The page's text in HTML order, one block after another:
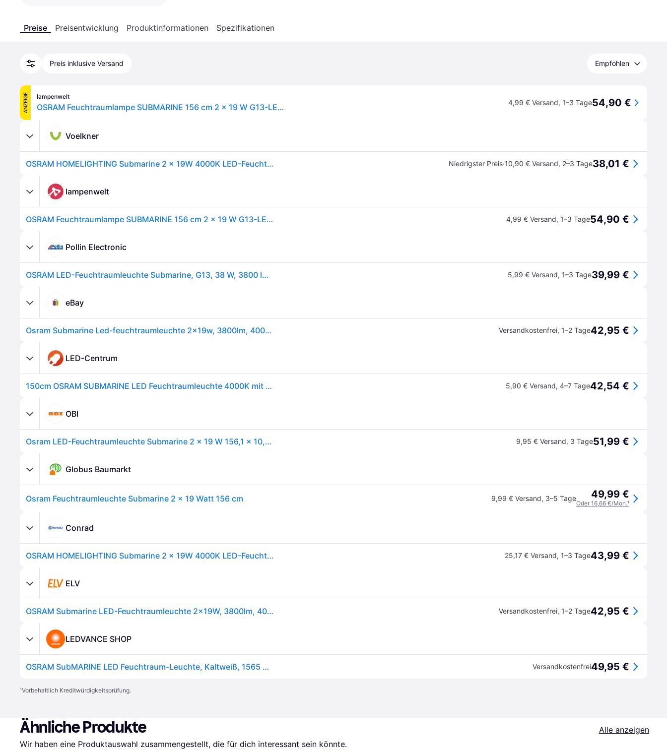
Preise Preisentwicklung Produktinformationen Spezifikationen
Preis inklusive Versand Empfohlen
ANZEIGE lampenwelt
OSRAM Feuchtraumlampe SUBMARINE 156 cm 2 x 19 W G13-LED IP65 4,99 € Versand, 1–3 Tage54,90 €
Voelkner
OSRAM HOMELIGHTING Submarine 2 x 19W 4000K LED-Feuchtraumleuchte G13 38.00W Kaltweiß Grau Niedrigster Preis·10,90 € Versand, 2–3 Tage38,01 €
lampenwelt
OSRAM Feuchtraumlampe SUBMARINE 156 cm 2 x 19 W G13-LED IP65 4,99 € Versand, 1–3 Tage54,90 €
Pollin Electronic
OSRAM LED-Feuchtraumleuchte Submarine, G13, 38 W, 3800 lm, 4000 K, IP65, neutralweiß, 156,1 cm 5,99 € Versand, 1–3 Tage39,99 €
eBay
Osram Submarine Led-feuchtraumleuchte 2x19w, 3800lm, 4000k, 1,5m, Neutralweiß Versandkostenfrei, 1–2 Tage42,95 €
LED-Centrum
150cm OSRAM SUBMARINE LED Feuchtraumleuchte 4000K mit 2x 2x19W LED Röhren neutralweißes Licht, IP65, staub- und spritzwassergeschützt, für Keller und Garagen 5,90 € Versand, 4–7 Tage42,54 €
OBI
Osram LED-Feuchtraumleuchte Submarine 2 x 19 W 156,1 x 10,5 x 7,5 cm Grau 9,95 € Versand, 3 Tage51,99 €
Globus Baumarkt
Osram Feuchtraumleuchte Submarine 2 x 19 Watt 156 cm 9,99 € Versand, 3–5 Tage 49,99 €
Oder 16,66 €/Mon.¹
Conrad
OSRAM HOMELIGHTING Submarine 2 x 19W 4000K LED-Feuchtraumleuchte LED-Röhre G13 38.00 W Kaltweiß Grau 25,17 € Versand, 1–3 Tage43,99 €
ELV
OSRAM Submarine LED-Feuchtraumleuchte 2x19W, 3800lm, 4000K, 1,5m, neutralweiß Versandkostenfrei, 1–2 Tage42,95 €
LEDVANCE SHOP
OSRAM SubMARINE LED Feuchtraum-Leuchte, Kaltweiß, 1565 mm x 115,0 mm x 86,0 mm, mit 2x Wechselbaren Led Röhren 1,5m Länge Versandkostenfrei49,95 €
¹Vorbehaltlich Kreditwürdigkeitsprüfung.
Ähnliche Produkte
Alle anzeigen
Wir haben eine Produktauswahl zusammengestellt, die für dich interessant sein könnte.